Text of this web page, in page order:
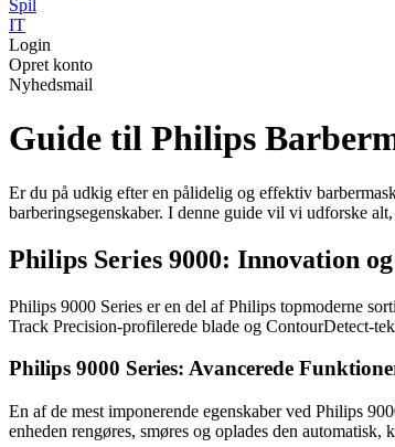
Spil
IT
Login
Opret konto
Nyhedsmail
Guide til Philips
Er du på udkig efter en pålidelig og effektiv
barberingsegenskaber. I denne guide vil vi udforske
Philips Series 9000: Innovation
Philips 9000 Series er en del af Philips topmoderne
Track Precision-profilerede blade og ContourDetect-
Philips 9000 Series: Avancerede
En af de mest imponerende egenskaber ved Philips
enheden rengøres, smøres og oplades den automatisk,